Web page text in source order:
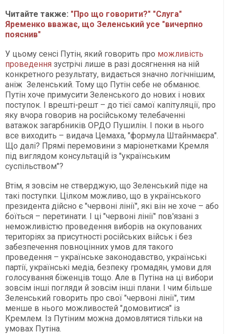
Читайте также: "Про що говорити?" "Слуга"
Яременко вважає, що Зеленський усе "вичерпно
пояснив"
У цьому сенсі Путін, який говорить про можливість
проведення зустрічі лише в разі досягнення на ній
конкретного результату, видається значно логічнішим,
аніж Зеленський. Тому що Путін себе не обманює.
Путін хоче примусити Зеленського до нових і нових
поступок. І врешті-решт – до тієї самої капітуляції, про
яку вчора говорив на російському телебаченні
ватажок загарбників ОРДО Пушилін. І поки в нього
все виходить – видача Цемаха, "формула Штайнмаєра".
Що далі? Прямі перемовини з маріонетками Кремля
під виглядом консультацій із "українським
суспільством"?
Втім, я зовсім не стверджую, що Зеленський піде на
такі поступки. Цілком можливо, що в українського
президента дійсно є "червоні лінії", які він не хоче – або
боїться – перетинати. І ці "червоні лінії" пов'язані з
неможливістю проведення виборів на окупованих
територіях за присутності російських військ і без
забезпечення повноцінних умов для такого
проведення – українське законодавство, українські
партії, українські медіа, безпеку громадян, умови для
голосування біженців тощо. Але в Путіна на ці вибори
зовсім інші погляди й зовсім інші плани. І чим більше
Зеленський говорить про свої "червоні лінії", тим
менше в нього можливостей "домовитися" із
Кремлем. Із Путіним можна домовлятися тільки на
умовах Путіна.